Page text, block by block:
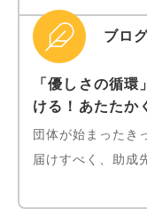
ブロ
「優しさの循
ける！あたたか
団体が始まったき
届けすべく、助成